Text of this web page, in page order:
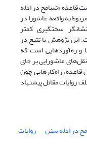
قاعده «تسامح در ادله
به واقعه عاشورا در
سختگیری کمتر
این پژوهش با تتبع در
و ره‌آوردهایی است که
عاشورایی بر جای
راه‌کارهایی چون
روایات مقاتل پیشنهاد
در ادله سنن روایات